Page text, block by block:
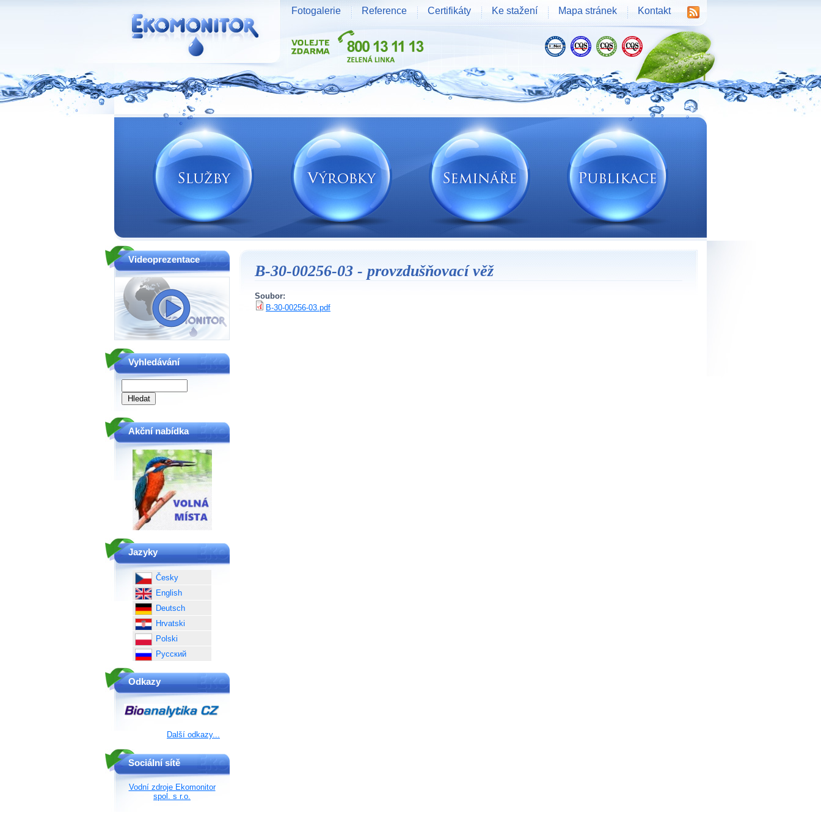
B-30-00256-03 - provzdušňovací věž
Soubor:
B-30-00256-03.pdf
Videoprezentace
Vyhledávání
Akční nabídka
Jazyky
Česky
English
Deutsch
Hrvatski
Polski
Русский
Odkazy
Další odkazy...
Sociální sítě
Vodní zdroje Ekomonitor
spol. s r.o.
Vodní zdroje Ekomonitor spol. s r.o.
Fotogalerie Reference Certifikáty Ke stažení Mapa stránek Kontakt